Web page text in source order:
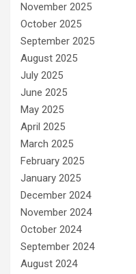
November 2025
October 2025
September 2025
August 2025
July 2025
June 2025
May 2025
April 2025
March 2025
February 2025
January 2025
December 2024
November 2024
October 2024
September 2024
August 2024